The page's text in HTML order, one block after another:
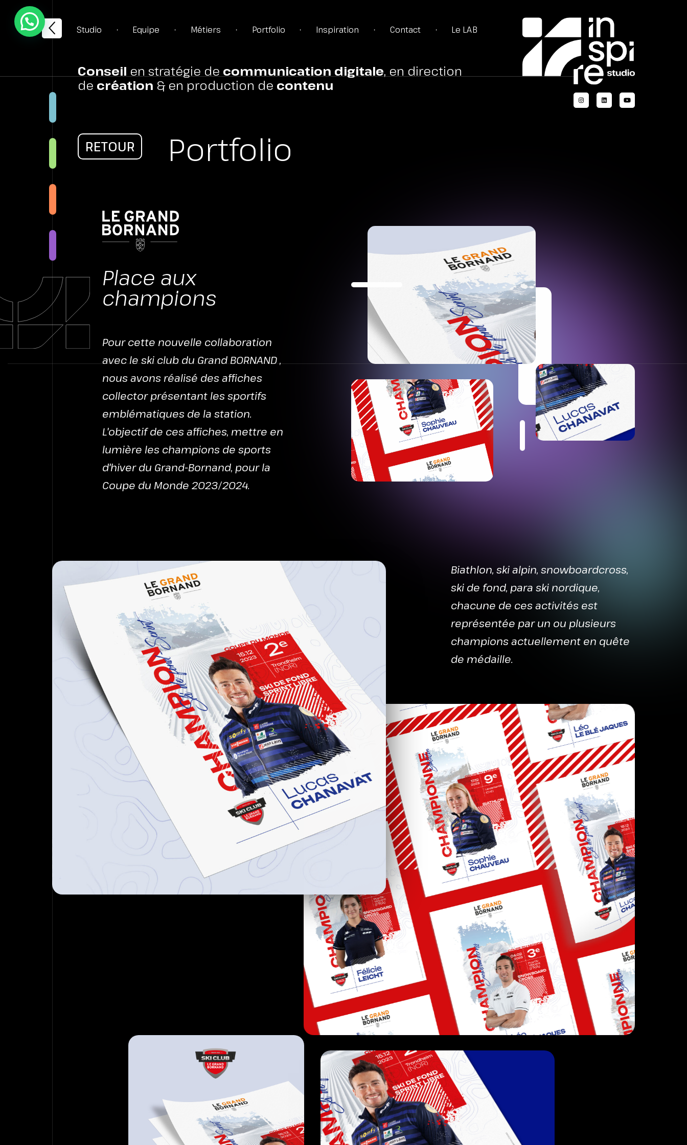
Studio • Equipe • Métiers • Portfolio • Inspiration • Contact • Le LAB
Conseil en stratégie de communication digitale, en direction
de création & en production de contenu
CRÉATION
RETOUR Portfolio
Place aux
champions
Pour cette nouvelle collaboration
avec le ski club du Grand BORNAND ,
nous avons réalisé des affiches
collector présentant les sportifs
emblématiques de la station.
L'objectif de ces affiches, mettre en
lumière les champions de sports
d'hiver du Grand-Bornand, pour la
Coupe du Monde 2023/2024.
Biathlon, ski alpin, snowboardcross,
ski de fond, para ski nordique,
chacune de ces activités est
représentée par un ou plusieurs
champions actuellement en quête
de médaille.